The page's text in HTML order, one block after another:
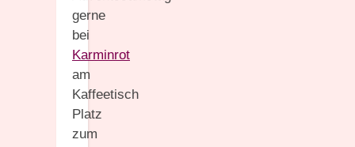
gerne
bei
Karminrot
am
Kaffeetisch
Platz
zum